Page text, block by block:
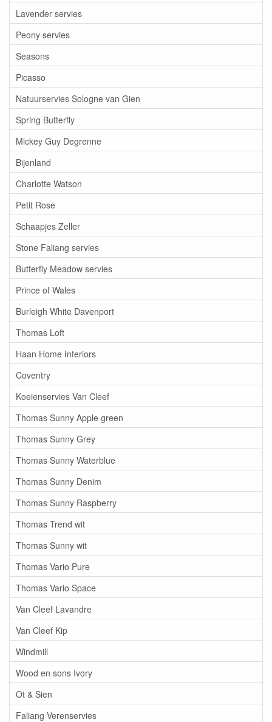
Lavender servies
Peony servies
Seasons
Picasso
Natuurservies Sologne van Gien
Spring Butterfly
Mickey Guy Degrenne
Bijenland
Charlotte Watson
Petit Rose
Schaapjes Zeller
Stone Faliang servies
Butterfly Meadow servies
Prince of Wales
Burleigh White Davenport
Thomas Loft
Haan Home Interiors
Coventry
Koeienservies Van Cleef
Thomas Sunny Apple green
Thomas Sunny Grey
Thomas Sunny Waterblue
Thomas Sunny Denim
Thomas Sunny Raspberry
Thomas Trend wit
Thomas Sunny wit
Thomas Vario Pure
Thomas Vario Space
Van Cleef Lavandre
Van Cleef Kip
Windmill
Wood en sons Ivory
Ot & Sien
Faliang Verenservies